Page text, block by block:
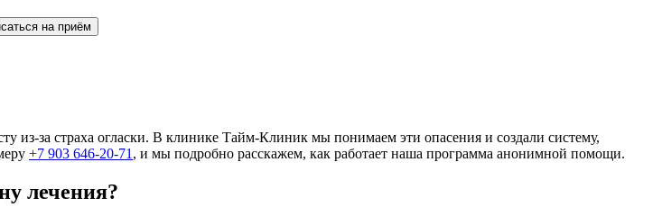
на приём
из-за страха огласки. В клинике Тайм-Клиник мы понимаем эти опасения и создали систему,
+7 903 646-20-71 , и мы подробно расскажем, как работает наша программа анонимной помощи.
лечения?